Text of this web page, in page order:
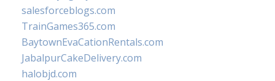
salesforceblogs.com
TrainGames365.com
BaytownEvaCationRentals.com
JabalpurCakeDelivery.com
halobjd.com